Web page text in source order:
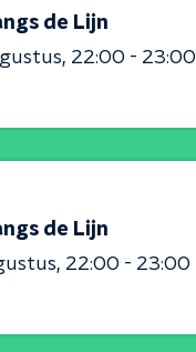
de Lijn
22:00 - 23:00
de Lijn
22:00 - 23:00